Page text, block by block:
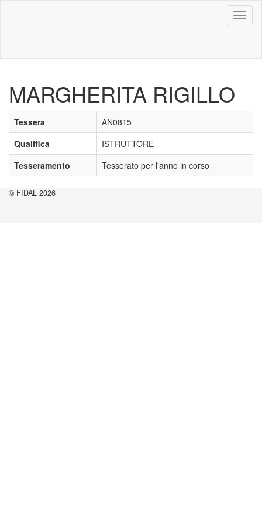
MARGHERITA RIGILLO
Tessera
AN0815
Qualifica
ISTRUTTORE
Tesseramento
Tesserato per l'anno in corso
© FIDAL 2026